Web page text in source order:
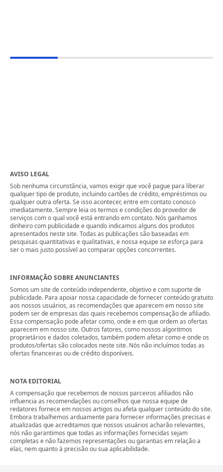
AVISO LEGAL
Sob nenhuma circunstância, vamos exigir que você pague para liberar
qualquer tipo de produto, incluindo cartões de crédito, empréstimos ou
qualquer outra oferta. Se isso acontecer, entre em contato conosco
imediatamente. Sempre leia os termos e condições do provedor de
serviços com o qual você está entrando em contato. Nós ganhamos
dinheiro com publicidade e quando indicamos alguns dos produtos
apresentados neste site. Todas as publicações são baseadas em
pesquisas quantitativas e qualitativas, e nossa equipe se esforça para
ser o mais justo possível ao comparar opções concorrentes.
INFORMAÇÃO SOBRE ANUNCIANTES
Somos um site de conteúdo independente, objetivo e com suporte de
publicidade. Para apoiar nossa capacidade de fornecer conteúdo gratuito
aos nossos usuários, as recomendações que aparecem em nosso site
podem ser de empresas das quais recebemos compensação de afiliado.
Essa compensação pode afetar como, onde e em que ordem as ofertas
aparecem em nosso site. Outros fatores, como nossos algoritmos
proprietários e dados coletados, também podem afetar como e onde os
produtos/ofertas são colocados neste site. Nós não incluímos todas as
ofertas financeiras ou de crédito disponíveis.
NOTA EDITORIAL
A compensação que recebemos de nossos parceiros afiliados não
influencia as recomendações ou conselhos que nossa equipe de
redatores fornece em nossos artigos ou afeta qualquer conteúdo do site.
Embora trabalhemos arduamente para fornecer informações precisas e
atualizadas que acreditamos que nossos usuários acharão relevantes,
nós não garantimos que todas as informações fornecidas sejam
completas e não fazemos representações ou garantias em relação a
elas, nem quanto à precisão ou sua aplicabilidade.